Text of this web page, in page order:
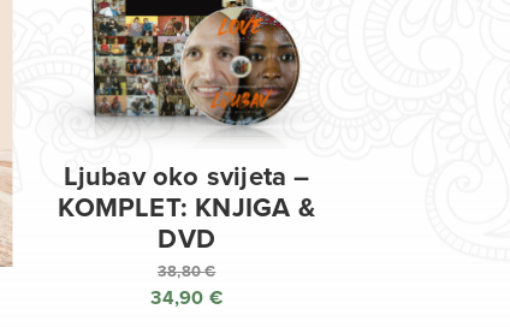
Ljubav oko svijeta –
KOMPLET: KNJIGA &
DVD
38,80€
Izvorna
34,90 €